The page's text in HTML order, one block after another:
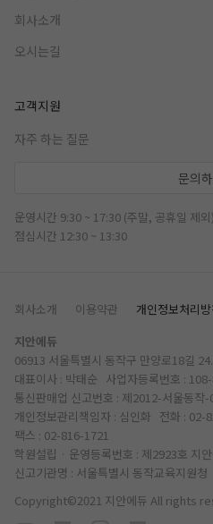
회사소개
오시는길
고객지원
자주 하는 질문
문의
운영시간 9:30 ~ 17:30 (주말, 공휴일 제외)
점심시간 12:30 ~ 13:30
회사소개 이용약관 개인정보처리방
지안에듀
06913 서울특별시 동작구 만양로18길
대표이사 : 박태순 사업자등록번호 :
통신판매업 신고번호 : 제2012-서울동작-
개인정보관리책임자 : 심인화 전화 : 02-
팩스 : 02-816-1721
학원설립 · 운영등록번호 : 제2923호 지
신고기관명 : 서울특별시 동작교육지원청
Copyright©2021 지안에듀 All rights